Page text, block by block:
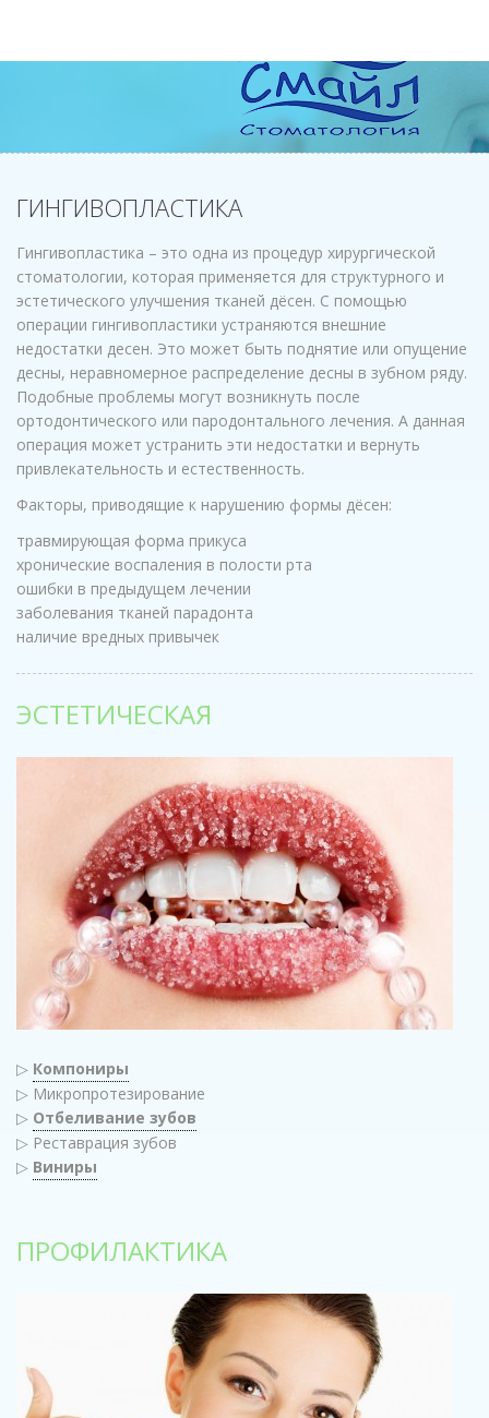
ГИНГИВОПЛАСТИКА
Гингивопластика – это одна из процедур хирургической
стоматологии, которая применяется для структурного и
эстетического улучшения тканей дёсен. С помощью
операции гингивопластики устраняются внешние
недостатки десен. Это может быть поднятие или опущение
десны, неравномерное распределение десны в зубном ряду.
Подобные проблемы могут возникнуть после
ортодонтического или пародонтального лечения. А данная
операция может устранить эти недостатки и вернуть
привлекательность и естественность.
Факторы, приводящие к нарушению формы дёсен:
травмирующая форма прикуса
хронические воспаления в полости рта
ошибки в предыдущем лечении
заболевания тканей парадонта
наличие вредных привычек
ЭСТЕТИЧЕСКАЯ
▷ Компониры
▷ Микропротезирование
▷ Отбеливание зубов
▷ Реставрация зубов
▷ Виниры
ПРОФИЛАКТИКА